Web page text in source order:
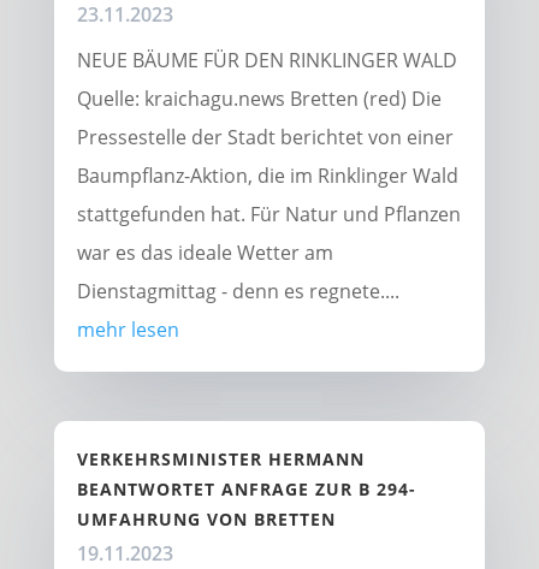
23.11.2023
NEUE BÄUME FÜR DEN RINKLINGER WALD
Quelle: kraichagu.news Bretten (red) Die
Pressestelle der Stadt berichtet von einer
Baumpflanz-Aktion, die im Rinklinger Wald
stattgefunden hat. Für Natur und Pflanzen
war es das ideale Wetter am
Dienstagmittag - denn es regnete....
mehr lesen
VERKEHRSMINISTER HERMANN
BEANTWORTET ANFRAGE ZUR B 294-
UMFAHRUNG VON BRETTEN
19.11.2023